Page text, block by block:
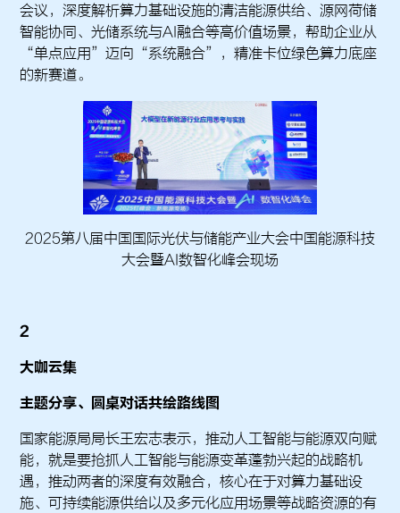
会议，深度解析算力基础设施的清洁能源供给、源网荷储
智能协同、光储系统与AI融合等高价值场景，帮助企业从
“单点应用”迈向“系统融合”，精准卡位绿色算力底座
的新赛道。
2025第八届中国国际光伏与储能产业大会中国能源科技
大会暨AI数智化峰会现场
2
大咖云集
主题分享、圆桌对话共绘路线图
国家能源局局长王宏志表示，推动人工智能与能源双向赋
能，就是要抢抓人工智能与能源变革蓬勃兴起的战略机
遇，推动两者的深度有效融合，核心在于对算力基础设
施、可持续能源供给以及多元化应用场景等战略资源的有